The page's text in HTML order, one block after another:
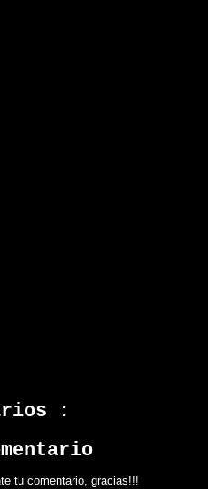
:
tu comentario, gracias!!!